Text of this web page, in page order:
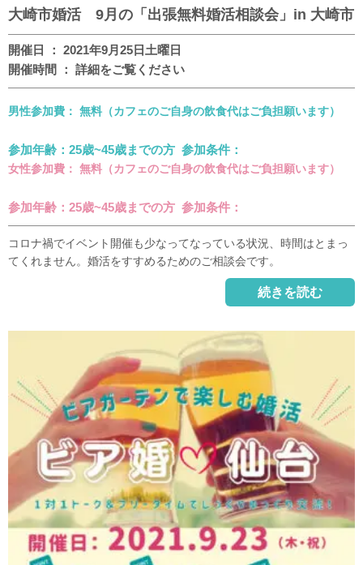
大崎市婚活 9月の「出張無料婚活相談会」in 大崎市
開催日 ： 2021年9月25日土曜日
開催時間 ： 詳細をご覧ください
男性参加費： 無料（カフェのご自身の飲食代はご負担願います）
参加年齢：25歳~45歳までの方 参加条件：
女性参加費： 無料（カフェのご自身の飲食代はご負担願います）
参加年齢：25歳~45歳までの方 参加条件：
コロナ禍でイベント開催も少なってなっている状況、時間はとまっ
てくれません。婚活をすすめるためのご相談会です。
続きを読む